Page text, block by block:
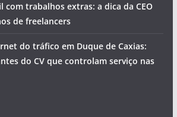
com trabalhos extras: a dica da CEO
de freelancers
do tráfico em Duque de Caxias:
do CV que controlam serviço nas